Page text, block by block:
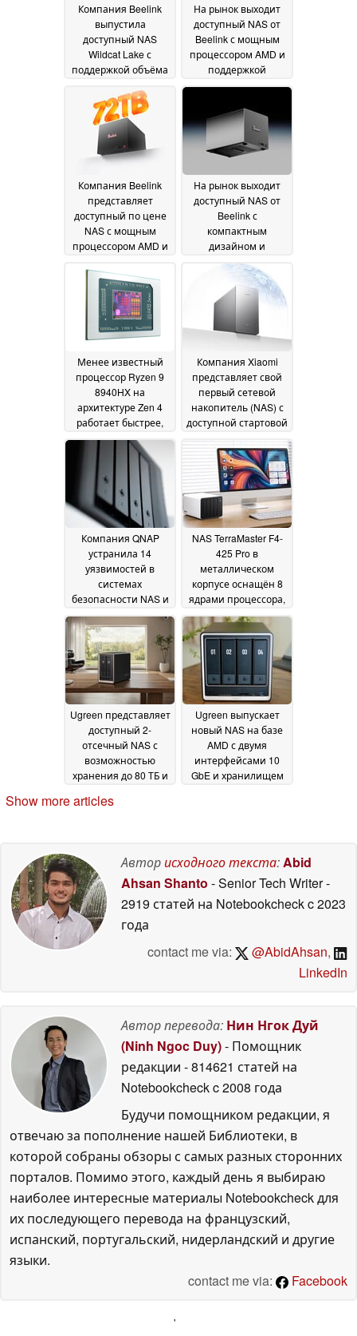
Компания Beelink
выпустила
доступный NAS
Wildcat Lake с
поддержкой объёма
19 July 2026
На рынок выходит
доступный NAS от
Beelink с мощным
процессором AMD и
поддержкой
хранилища объемом
Компания Beelink
представляет
доступный по цене
NAS с мощным
процессором AMD и
хранилища объемом
72 ТБ 18 July 2026
На рынок выходит
доступный NAS от
Beelink с
компактным
дизайном и
поддержкой объёма
хранения до 68 ТБ
July 2026
Менее известный
процессор Ryzen 9
8940HX на
архитектуре Zen 4
работает быстрее,
чем многие ноутбуки
с процессорами
Ryzen на
архитектуре Zen 5
04
July 2026
Компания Xiaomi
представляет свой
первый сетевой
накопитель (NAS) с
доступной стартовой
дизайном01 July 2026
Компания QNAP
устранила 14
уязвимостей в
системах
безопасности NAS и
рекомендует
обновить QTS и
QuTS29 June 2026
NAS TerraMaster F4-
425 Pro в
металлическом
корпусе оснащён 8
ядрами процессора,
4 жесткими дисками
и 3 SSD-
накопителями 23 June
Ugreen представляет
доступный 2-
отсечный NAS с
возможностью
хранения до 80 ТБ и
June 2026
Ugreen выпускает
новый NAS на базе
AMD с двумя
интерфейсами 10
GbE и хранилищем
Show more articles
Авторисходного текста:Abid
Ahsan Shanto - Senior Tech Writer-
2919 статей на Notebookcheckc 2023
года
contact me via:
@AbidAhsan,
LinkedIn
Автор перевода: Нин Нгок Дуй
(Ninh Ngoc Duy)- Помощник
редакции - 814621 статей на
Notebookcheckc 2008 года
Будучи помощником редакции, я
отвечаю за пополнение нашей Библиотеки, в
которой собраны обзоры с самых разных сторонних
порталов. Помимо этого, каждый день я выбираю
наиболее интересные материалы Notebookcheck для
их последующего перевода на французский,
испанский, португальский, нидерландский и другие
языки.
contact me via:
Facebook
'